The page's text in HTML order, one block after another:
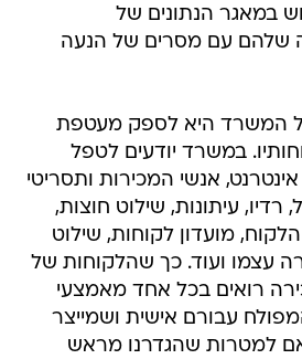
במאגר הנתונים של
שלהם עם מסרים של הנעה
המשרד היא לספק מעטפת
במשרד יודעים לטפל
אנשי המכירות ותסריטי
רדיו, עיתונות, שילוט חוצות,
מועדון לקוחות, שילוט
עצמו ועוד. כך שהלקוחות של
רואים בכל אחד מאמצעי
עבורם אישית ושמייצר
למטרות שהגדרנו מראש